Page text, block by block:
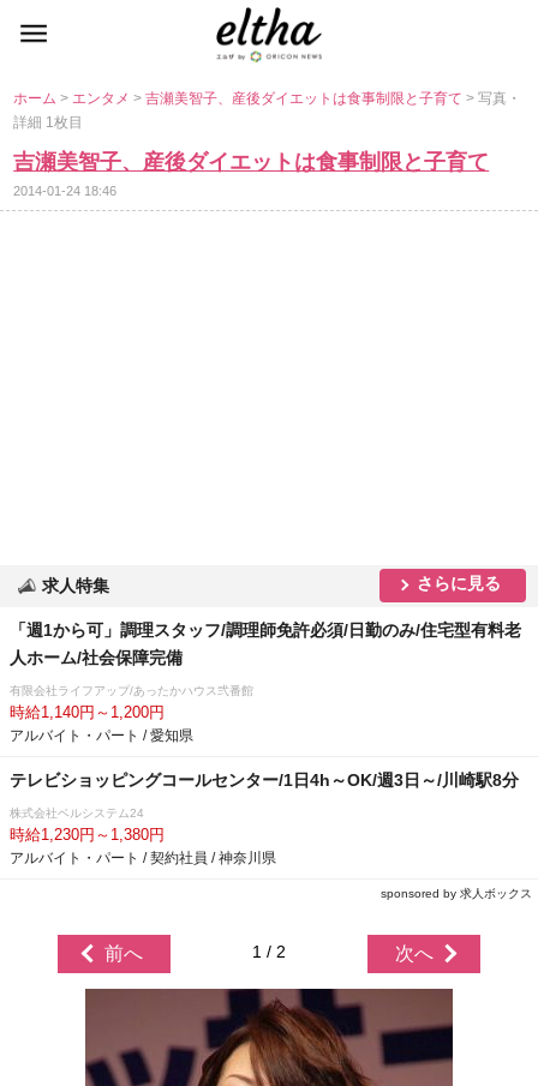
ホーム> エンタメ>吉瀬美智子、産後ダイエットは食事制限と子育て> 写真・
詳細 1枚目
吉瀬美智子、産後ダイエットは食事制限と子育て
2014-01-24 18:46
求人特集 さらに見る
「週1から可」調理スタッフ/調理師免許必須/日勤のみ/住宅型有料老
人ホーム/社会保障完備
有限会社ライフアップ/あったかハウス弐番館
時給1,140円～1,200円
アルバイト・パート / 愛知県
テレビショッピングコールセンター/1日4h～OK/週3日～/川崎駅8分
株式会社ベルシステム24
時給1,230円～1,380円
アルバイト・パート / 契約社員 / 神奈川県
sponsored by 求人ボックス
前へ 1 / 2 次へ